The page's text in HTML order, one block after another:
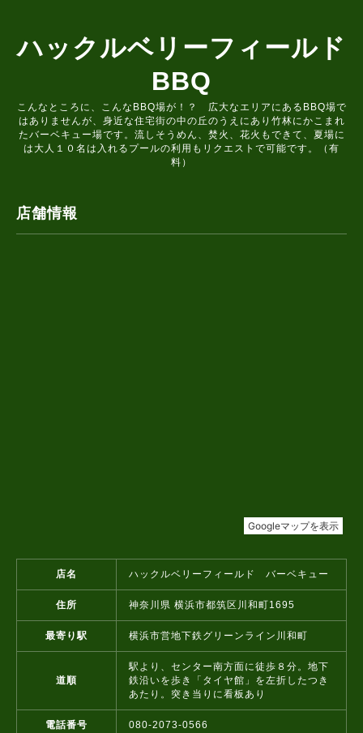
ハックルベリーフィールド
BBQ
こんなところに、こんなBBQ場が！？ 広大なエリアにあるBBQ場で
はありませんが、身近な住宅街の中の丘のうえにあり竹林にかこまれ
たバーベキュー場です。流しそうめん、焚火、花火もできて、夏場に
は大人１０名は入れるプールの利用もリクエストで可能です。（有
料）
店舗情報
店名 ハックルベリーフィールド バーベキュー
住所 神奈川県 横浜市都筑区川和町1695
最寄り駅 横浜市営地下鉄グリーンライン川和町
道順
駅より、センター南方面に徒歩８分。地下
鉄沿いを歩き「タイヤ館」を左折したつき
あたり。突き当りに看板あり
電話番号 080-2073-0566